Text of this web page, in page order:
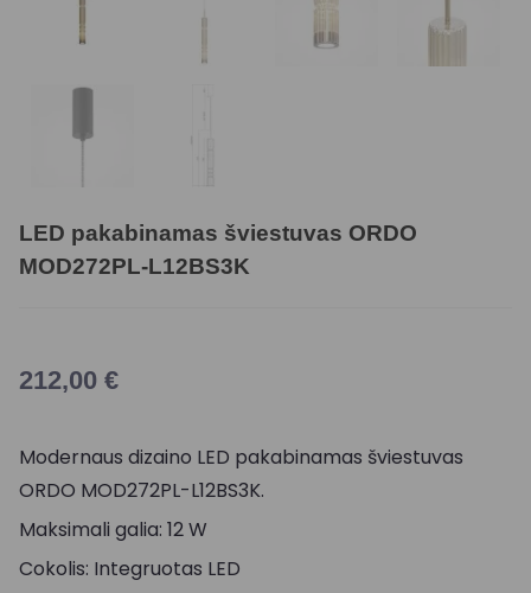
LED pakabinamas šviestuvas ORDO
MOD272PL-L12BS3K
212,00 €
Modernaus dizaino LED pakabinamas šviestuvas
ORDO MOD272PL-L12BS3K.
Maksimali galia: 12 W
Cokolis: Integruotas LED